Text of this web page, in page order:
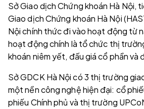
Sở Giao dịch Chứng khoán Hà Nội,
Giao dịch Chứng khoán Hà Nội
Nội chính thức đi vào hoạt động từ
hoạt động chính là tổ chức thị
khoán niêm yết, đấu giá cổ phần và
Sở GDCK Hà Nội có 3 thị trường
một nền công nghệ hiện đại: cổ
phiếu Chính phủ và thị trường